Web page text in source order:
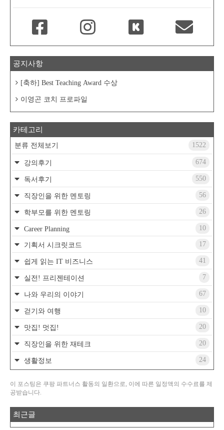
공지사항
[축하] Best Teaching Award 수상
이영곤 코치 프로파일
카테고리
분류 전체보기 1522
강의후기 674
독서후기 550
직장인을 위한 멘토링 56
학부모를 위한 멘토링 26
Career Planning 10
기획서 시크릿코드 17
쉽게 읽는 IT 비즈니스 41
실전! 프리젠테이션 7
나와 우리의 이야기 67
걷기와 여행 10
맛집! 멋집! 20
직장인을 위한 재테크 20
생활정보 24
이 포스팅은 쿠팡 파트너스 활동의 일환으로, 이에 따른 일정액의 수수료를 제
공받습니다.
최근글